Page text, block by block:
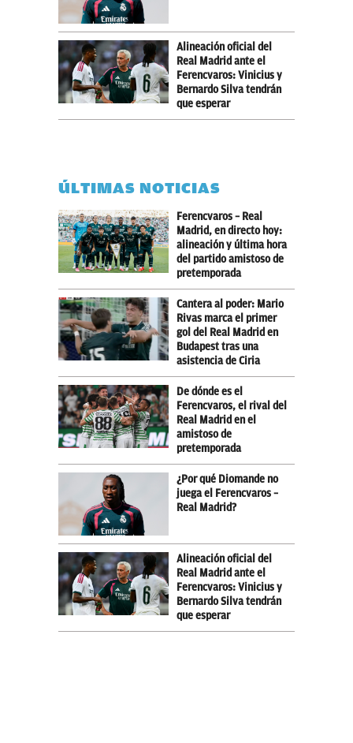
Alineación oficial del
Real Madrid ante el
Ferencvaros: Vinicius y
Bernardo Silva tendrán
que esperar
ÚLTIMAS NOTICIAS
Ferencvaros – Real
Madrid, en directo hoy:
alineación y última hora
del partido amistoso de
pretemporada
Cantera al poder: Mario
Rivas marca el primer
gol del Real Madrid en
Budapest tras una
asistencia de Ciria
De dónde es el
Ferencvaros, el rival del
Real Madrid en el
amistoso de
pretemporada
¿Por qué Diomande no
juega el Ferencvaros –
Real Madrid?
Alineación oficial del
Real Madrid ante el
Ferencvaros: Vinicius y
Bernardo Silva tendrán
que esperar